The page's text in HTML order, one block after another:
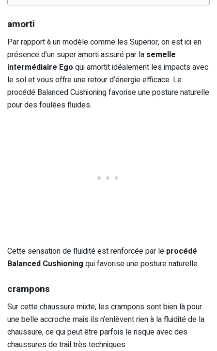
amorti
Par rapport à un modèle comme les Superior, on est ici en
présence d’un super amorti assuré par la semelle
intermédiaire Ego qui amortit idéalement les impacts avec
le sol et vous offre une retour d’énergie efficace. Le
procédé Balanced Cushioning favorise une posture naturelle
pour des foulées fluides.
Cette sensation de fluidité est renforcée par le procédé
Balanced Cushioning qui favorise une posture naturelle.
crampons
Sur cette chaussure mixte, les crampons sont bien là pour
une belle accroche mais ils n’enlèvent rien à la fluidité de la
chaussure, ce qui peut être parfois le risque avec des
chaussures de trail très techniques